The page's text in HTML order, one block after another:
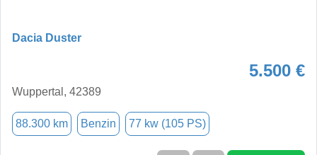
Dacia Duster
5.500 €
Wuppertal, 42389
88.300 km Benzin 77 kw (105 PS)